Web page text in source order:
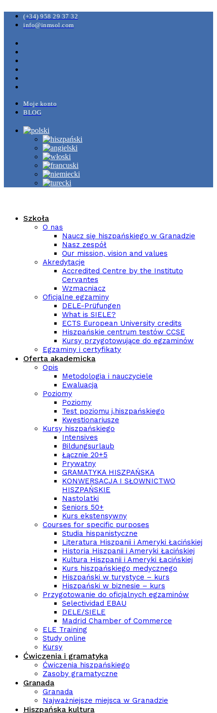
(+34) 958 29 37 32
info@inmsol.com
Moje konto
BLOG
Szkoła
O nas
Naucz się hiszpańskiego w Granadzie
Nasz zespół
Our mission, vision and values
Akredytacje
Accredited Centre by the Instituto
Cervantes
Wzmacniacz
Oficjalne egzaminy
DELE-Prüfungen
What is SIELE?
ECTS European University credits
Hiszpańskie centrum testów CCSE
Kursy przygotowujące do egzaminów
Egzaminy i certyfikaty
Oferta akademicka
Opis
Metodologia i nauczyciele
Ewaluacja
Poziomy
Poziomy
Test poziomu j.hiszpańskiego
Kwestionariusze
Kursy hiszpańskiego
Intensives
Bildungsurlaub
Łącznie 20+5
Prywatny
GRAMATYKA HISZPAŃSKA
KONWERSACJA I SŁOWNICTWO
HISZPAŃSKIE
Nastolatki
Seniors 50+
Kurs ekstensywny
Courses for specific purposes
Studia hispanistyczne
Literatura Hiszpanii i Ameryki Łacińskiej
Historia Hiszpanii i Ameryki Łacińskiej
Kultura Hiszpanii i Ameryki Łacińskiej
Kurs hiszpańskiego medycznego
Hiszpański w turystyce – kurs
Hiszpański w biznesie – kurs
Przygotowanie do oficjalnych egzaminów
Selectividad EBAU
DELE/SIELE
Madrid Chamber of Commerce
ELE Training
Study online
Kursy
Ćwiczenia i gramatyka
Ćwiczenia hiszpańskiego
Zasoby gramatyczne
Granada
Granada
Najważniejsze miejsca w Granadzie
Hiszpańska kultura